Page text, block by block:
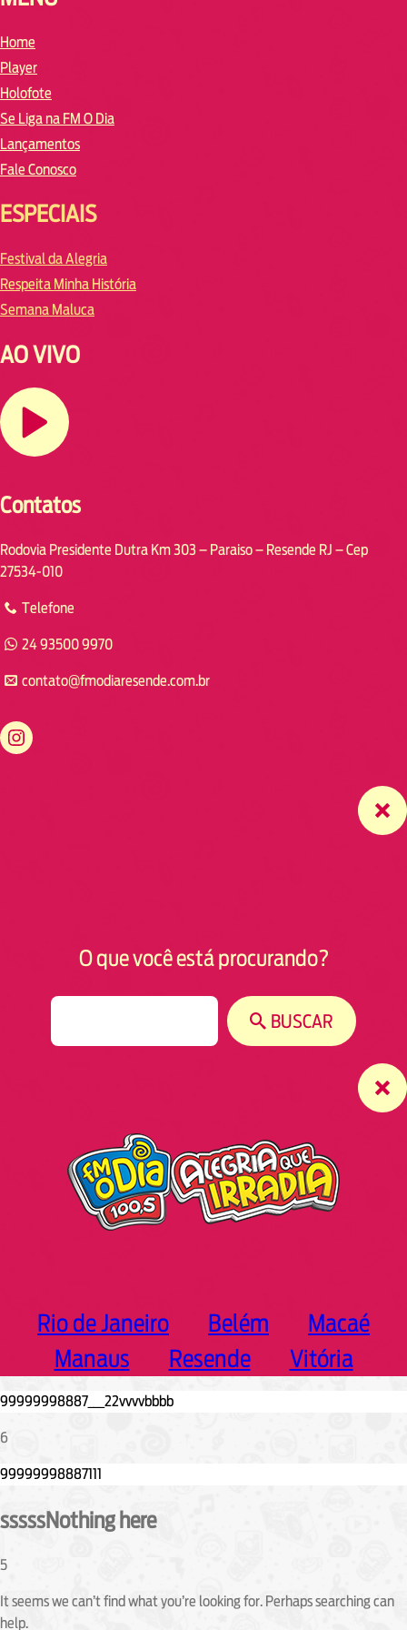
Home
Player
Holofote
Se Liga na FM O Dia
Lançamentos
Fale Conosco
ESPECIAIS
Festival da Alegria
Respeita Minha História
Semana Maluca
AO VIVO
Contatos
Rodovia Presidente Dutra Km 303 – Paraiso – Resende RJ – Cep
27534-010
Telefone
24 93500 9970
contato@fmodiaresende.com.br
https://www.instagram.com/fmodiaresende
O que você está procurando?
BUSCAR
Rio de Janeiro Belém
Macaé
Manaus
Resende Vitória
6
sssssNothing here
5
It seems we can’t find what you’re looking for. Perhaps searching can
help.